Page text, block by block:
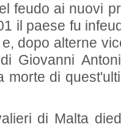
feudo ai nuovi
il paese fu
dopo alterne
Giovanni
morte di
di Malta